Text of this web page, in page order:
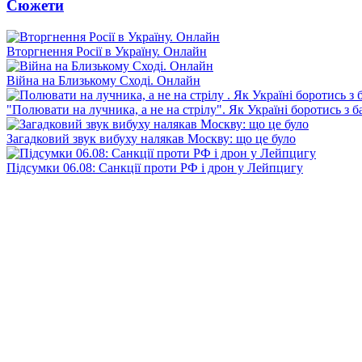
Сюжети
Вторгнення Росії в Україну. Онлайн
Війна на Близькому Сході. Онлайн
"Полювати на лучника, а не на стрілу". Як Україні боротись з
Загадковий звук вибуху налякав Москву: що це було
Підсумки 06.08: Санкції проти РФ і дрон у Лейпцигу